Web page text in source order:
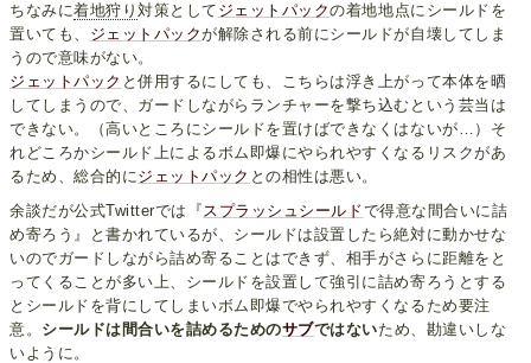
ちなみに着地狩り対策として ジェットパックの着地地点にシールドを
置いても、 ジェットパックが解除される前にシールドが自壊してしま
うので意味がない。
ジェットパック と併用するにしても、こちらは浮き上がって本体を晒
してしまうので、ガードしながらランチャーを撃ち込むという芸当は
できない。（高いところにシールドを置けばできなくはないが…）そ
れどころかシールド上によるボム即爆にやられやすくなるリスクがあ
るため、総合的に ジェットパック との相性は悪い。
余談だが公式Twitterでは『 スプラッシュシールドで得意な間合いに詰
め寄ろう』と書かれているが、シールドは設置したら絶対に動かせな
いのでガードしながら詰め寄ることはできず、相手がさらに距離をと
ってくることが多い上、シールドを設置して強引に詰め寄ろうとする
とシールドを背にしてしまいボム即爆でやられやすくなるため要注
意。 シールドは間合いを詰めるためのサブではないため、勘違いしな
いように。